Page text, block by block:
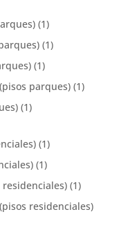
(1)
(1)
(1)
(pisos parques) (1)
(1)
(1)
(1)
residenciales) (1)
(pisos residenciales)